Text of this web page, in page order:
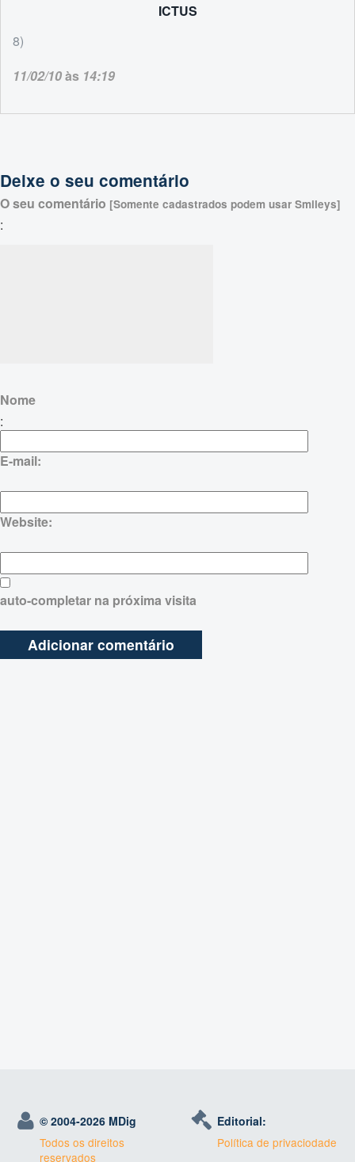
ICTUS
8)
11/02/10às 14:19
Deixe o seu comentário
O seu comentário [Somente cadastrados podem usar Smileys]
:
Nome
:
E-mail:
Website:
auto-completar na próxima visita
© 2004-2026 MDig
Todos os direitos
reservados
Editorial:
Política de privaciodade